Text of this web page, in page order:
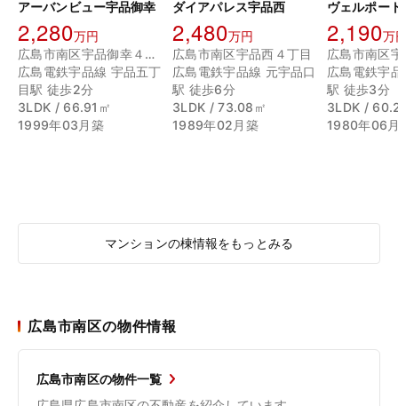
アーバンビュー宇品御幸
2,280万円
広島市南区宇品御幸４丁目
広島電鉄宇品線 宇品五丁
目駅 徒歩2分
3LDK / 66.91㎡
1999年03月築
ダイアパレス宇品西
2,480万円
広島市南区宇品西４丁目
広島電鉄宇品線 元宇品口
駅 徒歩6分
3LDK / 73.08㎡
1989年02月築
ヴェルポー
2,190万
広島電鉄宇
駅 徒歩3分
3LDK /
1980年06
マンションの棟情報をもっとみる
広島市南区の物件情報
広島市南区の物件一覧